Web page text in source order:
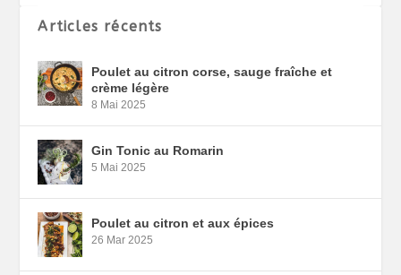
Articles récents
Poulet au citron corse, sauge fraîche et
crème légère
8 Mai 2025
Gin Tonic au Romarin
5 Mai 2025
Poulet au citron et aux épices
26 Mar 2025